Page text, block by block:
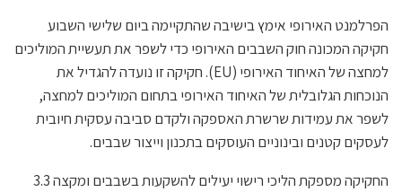
הפרלמנט האירופי אימץ בישיבה שהתקיימה ביום שלישי השבוע
חקיקה המכונה חוק השבבים האירופי כדי לשפר את תעשיית המוליכים
למחצה של האיחוד האירופי (EU). חקיקה זו נועדה להגדיל את
הנוכחות הגלובלית של האיחוד האירופי בתחום המוליכים למחצה,
לשפר את עמידות שרשרת האספקה ולקדם סביבה עסקית חיובית
לעסקים קטנים ובינוניים העוסקים בתכנון וייצור שבבים.
החקיקה מספקת הליכי רישוי יעילים להשקעות בשבבים ומקצה 3.3